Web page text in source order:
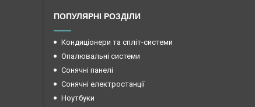
ПОПУЛЯРНІ РОЗДІЛИ
Кондиціонери та спліт-системи
Опалювальні системи
Сонячні панелі
Сонячні електростанції
Ноутбуки